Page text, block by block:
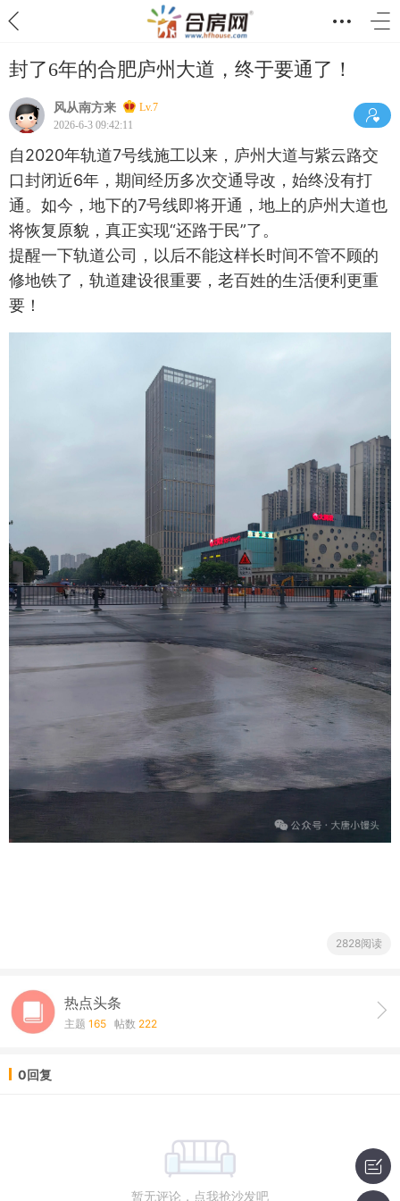
封了6年的合肥庐州大道，终于要通了！
风从南方来
Lv.7
2026-6-3 09:42:11
自2020年轨道7号线施工以来，庐州大道与紫云路交
口封闭近6年，期间经历多次交通导改，始终没有打
通。如今，地下的7号线即将开通，地上的庐州大道也
将恢复原貌，真正实现“还路于民”了。
提醒一下轨道公司，以后不能这样长时间不管不顾的
修地铁了，轨道建设很重要，老百姓的生活便利更重
要！
2828阅读
热点头条
主题 165 帖数 222
0回复
暂无评论，点我抢沙发吧